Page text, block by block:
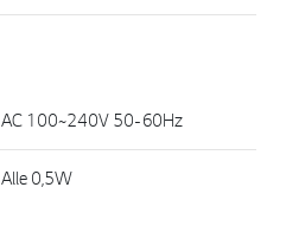
AC 100~240V 50-60Hz
Alle 0,5W